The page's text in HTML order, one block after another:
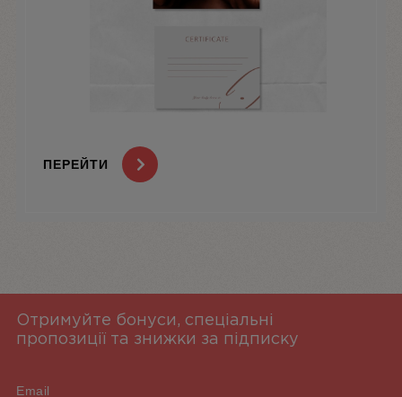
ПЕРЕЙТИ
Отримуйте бонуси, спеціальні
пропозиції та знижки за підписку